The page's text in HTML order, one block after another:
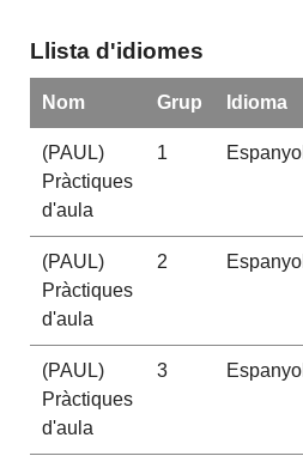
Llista d'idiomes
Nom Grup Idioma
(PAUL)
Pràctiques
d'aula
1 Espanyol
(PAUL)
Pràctiques
d'aula
2 Espanyol
(PAUL)
Pràctiques
d'aula
3 Espanyol